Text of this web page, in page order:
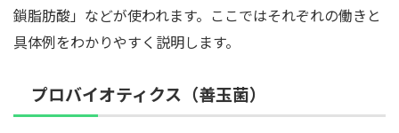
鎖脂肪酸」などが使われます。ここではそれぞれの働きと
具体例をわかりやすく説明します。
プロバイオティクス（善玉菌）